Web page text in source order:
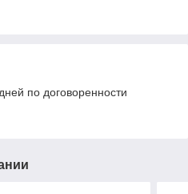
по договоренности